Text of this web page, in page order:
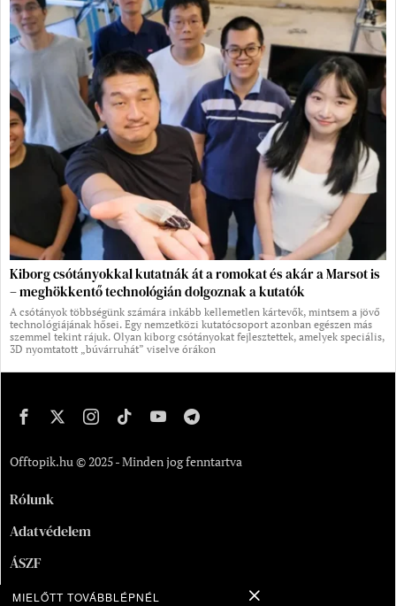
Kiborg csótányokkal kutatnák át a romokat és akár a Marsot is
– meghökkentő technológián dolgoznak a kutatók
A csótányok többségünk számára inkább kellemetlen kártevők, mintsem a jövő
technológiájának hősei. Egy nemzetközi kutatócsoport azonban egészen más
szemmel tekint rájuk. Olyan kiborg csótányokat fejlesztettek, amelyek speciális,
3D nyomtatott „búvárruhát” viselve órákon
Offtopik.hu © 2025 - Minden jog fenntartva
Rólunk
Adatvédelem
ÁSZF
Kapcsolat
MIELŐTT TOVÁBBLÉPNÉL